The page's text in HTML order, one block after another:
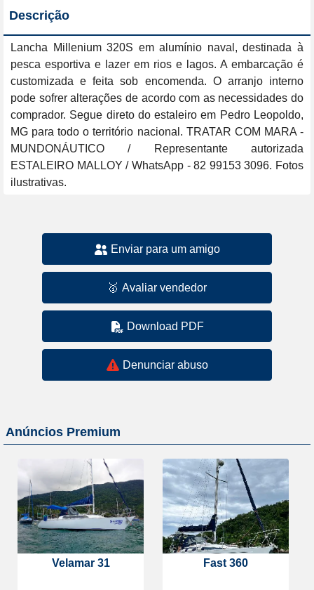
Descrição
Lancha Millenium 320S em alumínio naval, destinada à
pesca esportiva e lazer em rios e lagos. A embarcação é
customizada e feita sob encomenda. O arranjo interno
pode sofrer alterações de acordo com as necessidades do
comprador. Segue direto do estaleiro em Pedro Leopoldo,
MG para todo o território nacional. TRATAR COM MARA -
MUNDONÁUTICO / Representante autorizada
ESTALEIRO MALLOY / WhatsApp - 82 99153 3096. Fotos
ilustrativas.
Enviar para um amigo
🥇 Avaliar vendedor
Download PDF
Denunciar abuso
Anúncios Premium
Velamar 31 Fast 360